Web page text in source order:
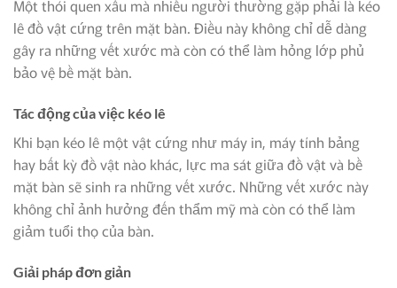
Một thói quen xấu mà nhiều người thường gặp phải là kéo
lê đồ vật cứng trên mặt bàn. Điều này không chỉ dễ dàng
gây ra những vết xước mà còn có thể làm hỏng lớp phủ
bảo vệ bề mặt bàn.
Tác động của việc kéo lê
Khi bạn kéo lê một vật cứng như máy in, máy tính bảng
hay bất kỳ đồ vật nào khác, lực ma sát giữa đồ vật và bề
mặt bàn sẽ sinh ra những vết xước. Những vết xước này
không chỉ ảnh hưởng đến thẩm mỹ mà còn có thể làm
giảm tuổi thọ của bàn.
Giải pháp đơn giản